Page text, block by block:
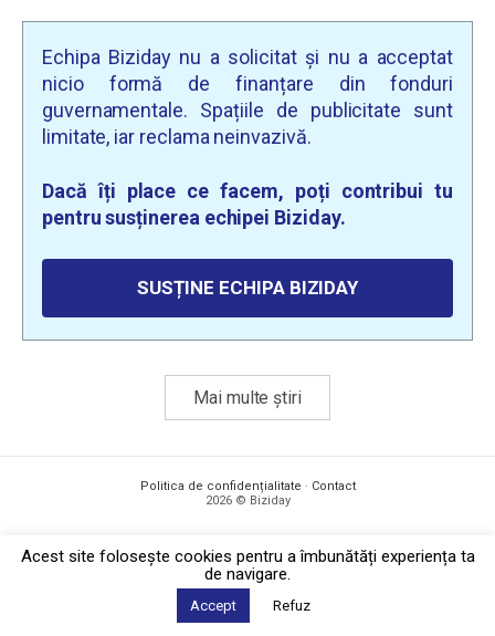
Echipa Biziday nu a solicitat și nu a acceptat
nicio formă de finanțare din fonduri
guvernamentale. Spațiile de publicitate sunt
limitate, iar reclama neinvazivă.
Dacă îți place ce facem, poți contribui tu
pentru susținerea echipei Biziday.
SUSȚINE ECHIPA BIZIDAY
Mai multe știri
Politica de confidențialitate · Contact
2026 © Biziday
Acest site foloseşte cookies pentru a îmbunătăți experiența ta
de navigare.
Accept Refuz